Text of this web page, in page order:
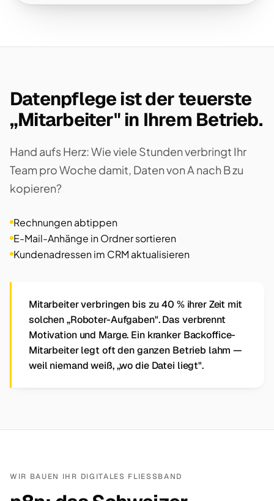
Datenpflege ist der teuerste
„Mitarbeiter" in Ihrem Betrieb.
Hand aufs Herz: Wie viele Stunden verbringt Ihr
Team pro Woche damit, Daten von A nach B zu
kopieren?
Rechnungen abtippen
E-Mail-Anhänge in Ordner sortieren
Kundenadressen im CRM aktualisieren
Mitarbeiter verbringen bis zu 40 % ihrer Zeit mit
solchen „Roboter-Aufgaben". Das verbrennt
Motivation und Marge. Ein kranker Backoffice-
Mitarbeiter legt oft den ganzen Betrieb lahm —
weil niemand weiß, „wo die Datei liegt".
WIR BAUEN IHR DIGITALES FLIESSBAND